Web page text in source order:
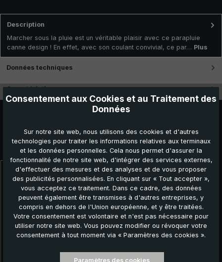
Description
Marcher sous la pluie est un véritable plaisir avec ce parapluie
canne design ! En effet, avec son coulant convivial, ce par… Plus
Données techniques
Caractéristiques
Ignorer la galerie de produits
Autres produits que vous pourriez aimer :
Consentement aux Cookies et au Traitement des
Données
Sur notre site web, nous utilisons des cookies et d'autres
technologies pour traiter les informations relatives aux terminaux
et les données personnelles. Cela nous permet d'assurer la
fonctionnalité de notre site web, d'intégrer des services externes,
d'effectuer des mesures et des analyses et de vous proposer
des publicités personnalisées. En cliquant sur « Tout accepter »,
vous acceptez ce traitement. Dans ce cadre, des données
peuvent également être transmises à d'autres entreprises, y
compris en dehors de l'Union européenne, et y être traitées.
Votre consentement est volontaire et n'est pas nécessaire pour
utiliser notre site web. Vous pouvez modifier ou révoquer votre
consentement à tout moment via « Paramètres des cookies ».
Paramètres des cookies